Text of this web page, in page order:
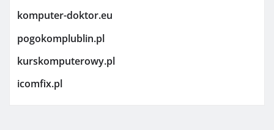
komputer-doktor.eu
pogokomplublin.pl
kurskomputerowy.pl
icomfix.pl